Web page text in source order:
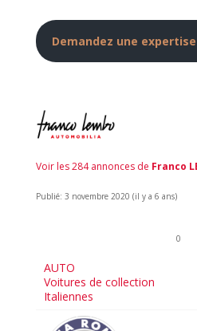
Demandez une
Voir les 284 annonces de Franco
Publié: 3 novembre 2020 (il y a 6 ans)
0
AUTO
Voitures de collection
Italiennes